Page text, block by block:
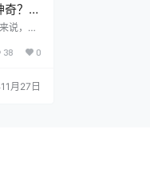
？快
说，就
要的东
几个
得现在
38 0
月27日